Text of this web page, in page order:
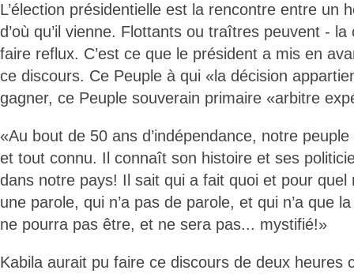
L’élection présidentielle est la rencontre entre un
d’où qu’il vienne. Flottants ou traîtres peuvent -
faire reflux. C’est ce que le président a mis en
ce discours. Ce Peuple à qui «la décision
gagner, ce Peuple souverain primaire «arbitre
«Au bout de 50 ans d’indépendance, notre
et tout connu. Il connaît son histoire et ses
dans notre pays! Il sait qui a fait quoi et pour quel
une parole, qui n’a pas de parole, et qui n’a que
ne pourra pas être, et ne sera pas... mystifié!»
Kabila aurait pu faire ce discours de deux heures